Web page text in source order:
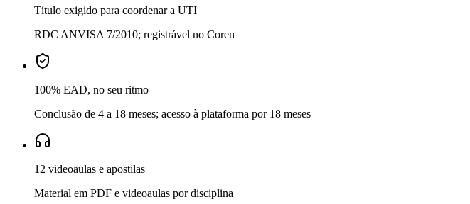
Título exigido para coordenar a UTI
RDC ANVISA 7/2010; registrável no Coren
100% EAD, no seu ritmo
Conclusão de 4 a 18 meses; acesso à plataforma por 18 meses
12 videoaulas e apostilas
Material em PDF e videoaulas por disciplina